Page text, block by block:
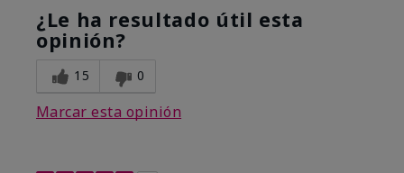
¿Le ha resultado útil esta
opinión?
15 0
Marcar esta opinión